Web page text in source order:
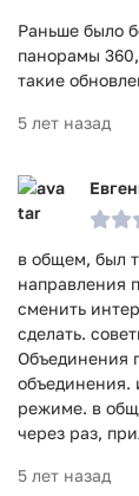
Раньше было
панорамы
такие
5 лет назад
в общем, был
направления
сменить
сделать.
Объединения
объединения.
режиме. в
через раз,
5 лет назад